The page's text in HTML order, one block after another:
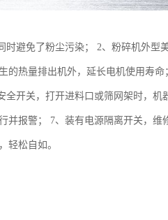
避免了粉尘污染； 2、粉碎机外型
的热量排出机外，延长电机使用寿
开关，打开进料口或筛网架时，机
并报警； 7、装有电源隔离开关，维
轻松自如。